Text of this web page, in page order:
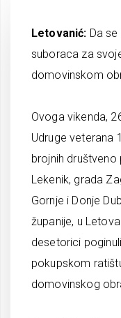
Letovanić: Da
suboraca za
domovinskom
Ovoga vikenda,
Udruge veterana
brojnih društveno
Lekenik, grada
Gornje i Donje
županije, u
desetorici
pokupskom
domovinskog